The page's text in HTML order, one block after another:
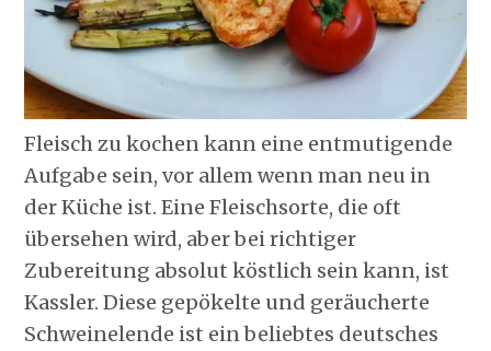
Fleisch zu kochen kann eine entmutigende
Aufgabe sein, vor allem wenn man neu in
der Küche ist. Eine Fleischsorte, die oft
übersehen wird, aber bei richtiger
Zubereitung absolut köstlich sein kann, ist
Kassler. Diese gepökelte und geräucherte
Schweinelende ist ein beliebtes deutsches